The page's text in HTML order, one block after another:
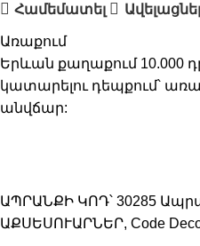
Համեմատել
Առաքում
Երևան քաղաքում 10.000
կատարելու դեպքում՝
անվճար:
ԱՊՐԱՆՔԻ ԿՈԴ՝ 30285
ԱՔՍԵՍՈՒԱՐՆԵՐ, Code